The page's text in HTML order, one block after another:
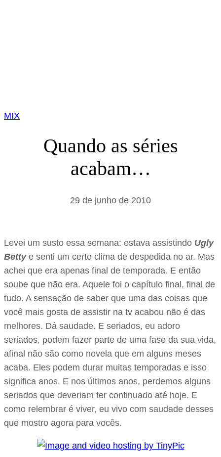
MIX
Quando as séries
acabam…
29 de junho de 2010
Levei um susto essa semana: estava assistindo Ugly
Bettye senti um certo clima de despedida no ar. Mas
achei que era apenas final de temporada. E então
soube que não era. Aquele foi o capítulo final, final de
tudo. A sensação de saber que uma das coisas que
você mais gosta de assistir na tv acabou não é das
melhores. Dá saudade. E seriados, eu adoro
seriados, podem fazer parte de uma fase da sua vida,
afinal não são como novela que em alguns meses
acaba. Eles podem durar muitas temporadas e isso
significa anos. E nos últimos anos, perdemos alguns
seriados que deveriam ter continuado até hoje. E
como relembrar é viver, eu vivo com saudade desses
que mostro agora para vocês.